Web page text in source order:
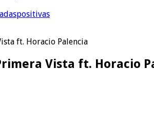
ft. Horacio Palencia
Vista ft. Horacio